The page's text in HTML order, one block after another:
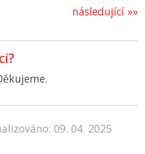
následující »»
09. 04. 2025